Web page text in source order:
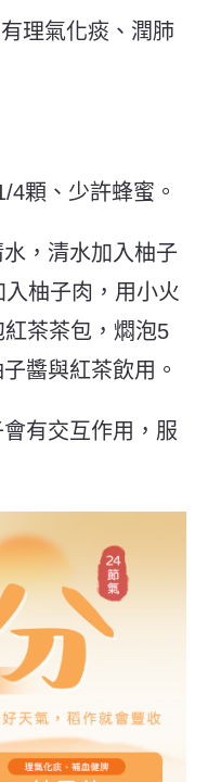
理氣化痰、潤肺
4顆、少許蜂蜜。
，清水加入柚子
柚子肉，用小火
茶茶包，燜泡5
醬與紅茶飲用。
有交互作用，服